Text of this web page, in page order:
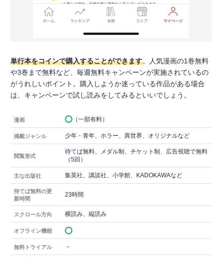
単行本をコインで購入することができます。人気漫画の1巻無料
や3巻まで無料など、毎週無料キャンペーンが実施されているの
がうれしいポイント。購入しようか迷っている作品がある場合
は、キャンペーンで試し読みをしてみるといいでしょう。
漫画 （一部有料）
掲載ジャンル 少年・青年、ホラー、異世界、オリジナルなど
閲覧形式
待てば無料、メダル制、チケット制、広告視聴で無料
（5回）
主な出版社 集英社、講談社、小学館、KADOKAWAなど
待てば無料の更
新時間
23時間
スクロール方向 横読み、縦読み
オフライン機能
無料トライアル －